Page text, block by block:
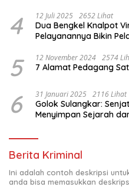
4 12 Juli 2025 2652 Lihat
Dua Bengkel Knalpot
Pelayanannya Bikin
5 12 November 2024 2574
7 Alamat Pedagang
6 31 Januari 2025 2116 Lihat
Golok Sulangkar:
Menyimpan Sejarah
Berita Kriminal
Ini adalah contoh deskripsi
anda bisa memasukkan